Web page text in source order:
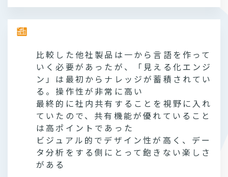
比較した他社製品は一から言語を作って
いく必要があったが、「見える化エンジ
ン」は最初からナレッジが蓄積されてい
る。操作性が非常に高い
最終的に社内共有することを視野に入れ
ていたので、共有機能が優れていること
は高ポイントであった
ビジュアル的でデザイン性が高く、デー
タ分析をする側にとって飽きない楽しさ
がある